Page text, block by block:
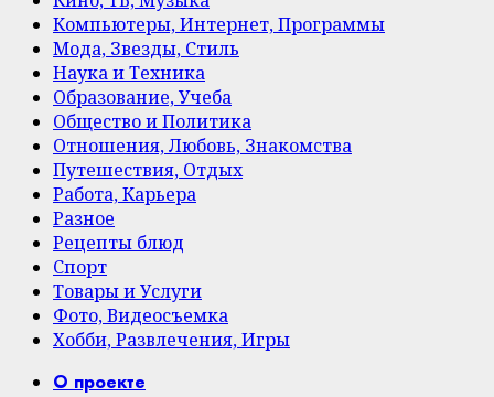
Компьютеры, Интернет, Программы
Мода, Звезды, Стиль
Наука и Техника
Образование, Учеба
Общество и Политика
Отношения, Любовь, Знакомства
Путешествия, Отдых
Работа, Карьера
Разное
Рецепты блюд
Спорт
Товары и Услуги
Фото, Видеосъемка
Хобби, Развлечения, Игры
PrimaryО проекте